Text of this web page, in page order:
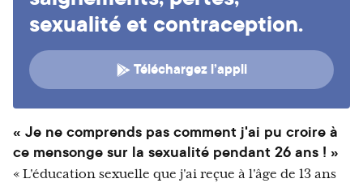
sexualité et contraception.
Téléchargez l’appli
« Je ne comprends pas comment j'ai pu croire à
ce mensonge sur la sexualité pendant 26 ans ! »
« L'éducation sexuelle que j'ai reçue à l'âge de 13 ans